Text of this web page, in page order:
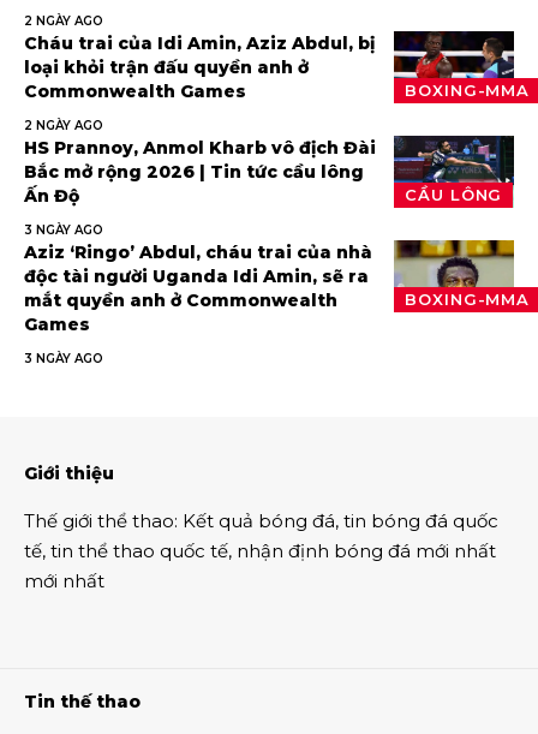
2 NGÀY AGO
BOXING-MMA
Cháu trai của Idi Amin, Aziz Abdul, bị
loại khỏi trận đấu quyền anh ở
Commonwealth Games
2 NGÀY AGO
CẦU LÔNG
HS Prannoy, Anmol Kharb vô địch Đài
Bắc mở rộng 2026 | Tin tức cầu lông
Ấn Độ
3 NGÀY AGO
BOXING-MMA
Aziz ‘Ringo’ Abdul, cháu trai của nhà
độc tài người Uganda Idi Amin, sẽ ra
mắt quyền anh ở Commonwealth
Games
3 NGÀY AGO
Giới thiệu
Thế giới thể thao: Kết quả bóng đá, tin bóng đá quốc
tế, tin thể thao quốc tế, nhận định bóng đá mới nhất
mới nhất
Tin thế thao